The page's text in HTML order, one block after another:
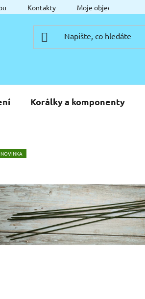
Kontakty Moje objednávka
Korálky a komponenty
NOVINKA